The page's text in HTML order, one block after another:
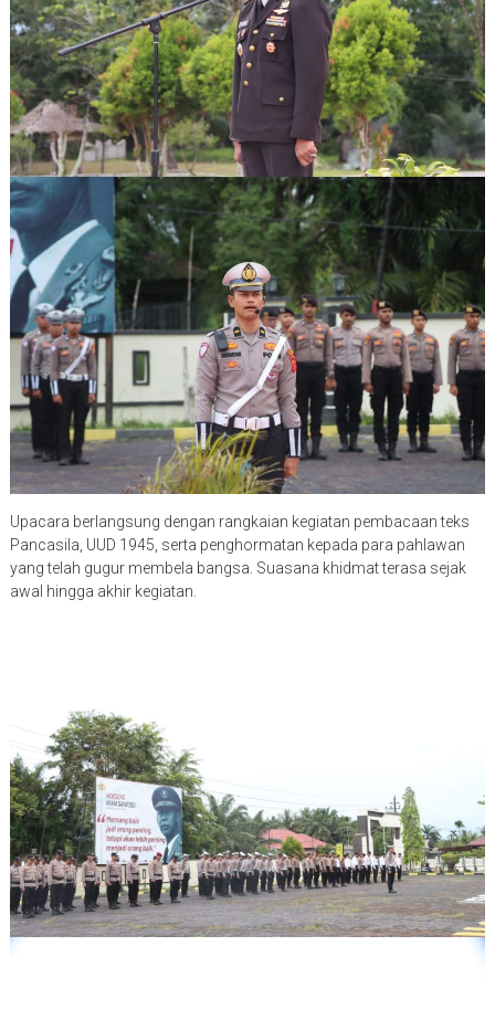
Upacara berlangsung dengan rangkaian kegiatan pembacaan teks
Pancasila, UUD 1945, serta penghormatan kepada para pahlawan
yang telah gugur membela bangsa. Suasana khidmat terasa sejak
awal hingga akhir kegiatan.